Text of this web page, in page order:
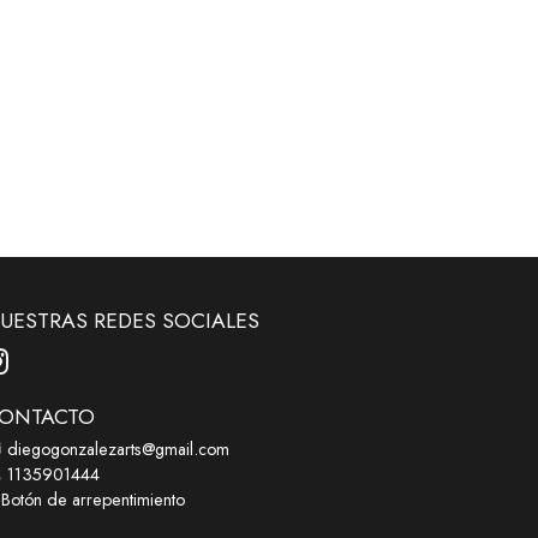
REDES SOCIALES
diegogonzalezarts@gmail.com
1135901444
de arrepentimiento